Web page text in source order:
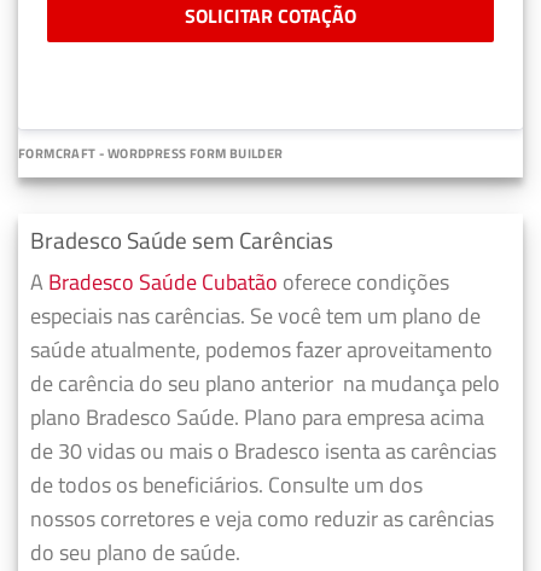
SOLICITAR COTAÇÃO
FORMCRAFT - WORDPRESS FORM BUILDER
Bradesco Saúde sem Carências
A Bradesco Saúde Cubatão oferece condições
especiais nas carências. Se você tem um plano de
saúde atualmente, podemos fazeraproveitamento
de carência do seu plano anterior na mudança pelo
plano Bradesco Saúde. Plano para empresa acima
de 30 vidas ou mais o Bradesco isenta as carências
de todos os beneficiários. Consulte um dos
nossos corretores e veja como reduzir as carências
do seu plano de saúde.